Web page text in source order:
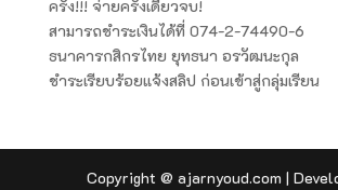
ครั้ง!!! จ่ายครั้งเดียวจบ!
สามารถชำระเงินได้ที่ 074-2-74490-6
ธนาคารกสิกรไทย ยุทธนา อรวัฒนะกุล
ชำระเรียบร้อยแจ้งสลิป ก่อนเข้าสู่กลุ่มเรียน
Copyright @ ajarnyoud.com |